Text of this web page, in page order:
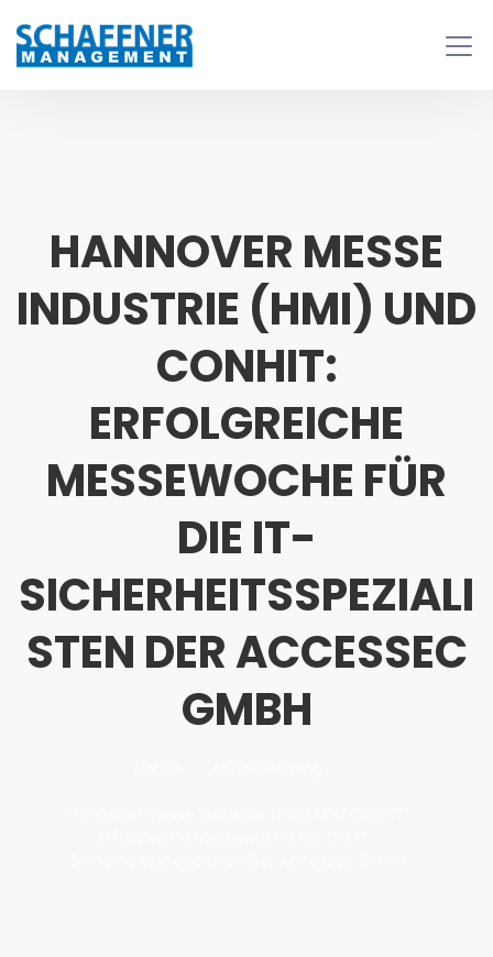
HANNOVER MESSE
INDUSTRIE (HMI) UND
CONHIT:
ERFOLGREICHE
MESSEWOCHE FÜR
DIE IT-
SICHERHEITSSPEZIALI
STEN DER ACCESSEC
GMBH